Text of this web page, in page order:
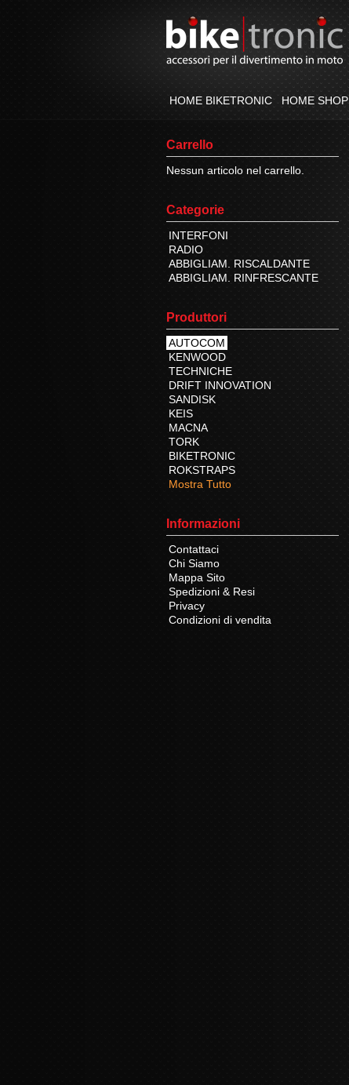
HOME BIKETRONIC HOME SHOP
Carrello
Nessun articolo nel carrello.
Categorie
INTERFONI
RADIO
ABBIGLIAM. RISCALDANTE
ABBIGLIAM. RINFRESCANTE
Produttori
AUTOCOM
KENWOOD
TECHNICHE
DRIFT INNOVATION
SANDISK
KEIS
MACNA
TORK
BIKETRONIC
ROKSTRAPS
Mostra Tutto
Informazioni
Contattaci
Chi Siamo
Mappa Sito
Spedizioni & Resi
Privacy
Condizioni di vendita